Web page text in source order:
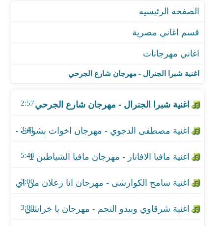
اغنية شبرا الجنرال - مهرجان شارع الجرحي
اغنية شبرا الجنرال - مهرجان شارع الجرحي
2:57
اغنية مصطفى الدجوي - مهرجان اخوات بشوات - من
3:41
اغنية مافيا الافاتار - مهرجان مافيا الشياطين 1
5:48
3:00
3:00
اغنية اندرو الحاوى - مولد القطر
اغنية تيم حكيمو - مهرجان طلع تربية المرا
اغنية كمال عجوة وميشو العويل - مهرجان خارج عن